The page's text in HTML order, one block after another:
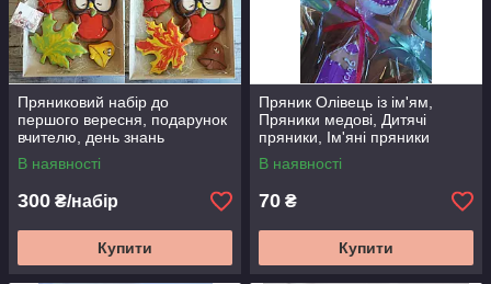
Пряниковий набір до
першого вересня, подарунок
вчителю, день знань
В наявності
300 ₴/набір
Купити
Пряник Олівець із ім'ям,
Пряники медові, Дитячі
пряники, Ім'яні пряники
В наявності
70 ₴
Купити